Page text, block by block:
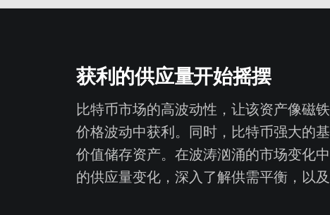
获利的供应量开始摇摆
比特币市场的高波动性，让该资产像磁
价格波动中获利。同时，比特币强大的
价值储存资产。在波涛汹涌的市场变化
的供应量变化，深入了解供需平衡，以